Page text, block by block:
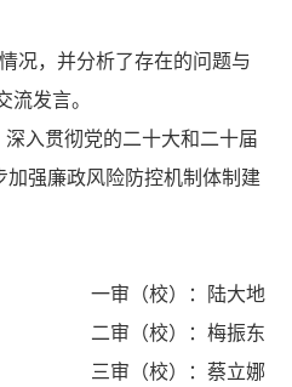
况，并分析了存在的问题与
发言。
入贯彻党的二十大和二十届
强廉政风险防控机制体制建
一审（校）：陆大地
二审（校）：梅振东
三审（校）：蔡立娜